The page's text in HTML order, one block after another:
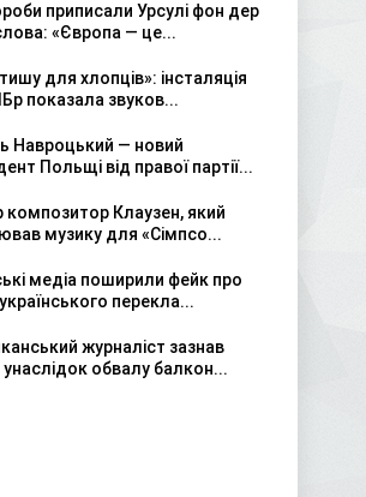
приписали Урсулі фон дер
«Європа — це...
для хлопців»: інсталяція
показала звуков...
Навроцький — новий
Польщі від правої партії...
композитор Клаузен, який
музику для «Сімпсо...
медіа поширили фейк про
перекла...
журналіст зазнав
обвалу балкон...